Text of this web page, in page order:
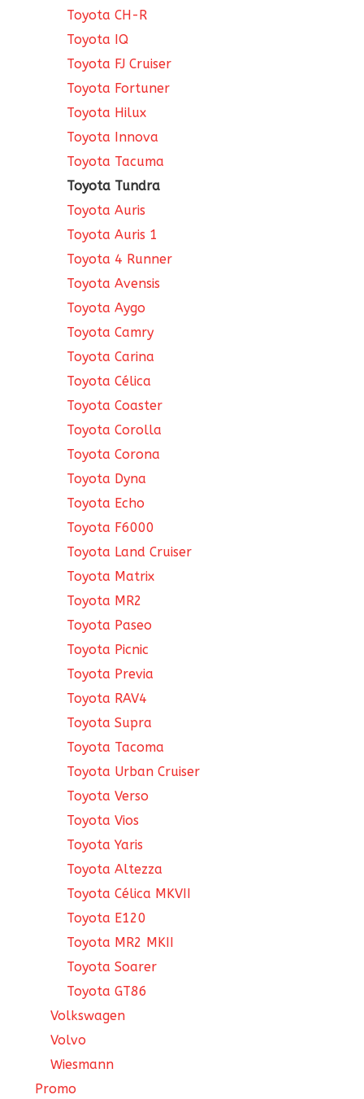
Toyota CH-R
Toyota IQ
Toyota FJ Cruiser
Toyota Fortuner
Toyota Hilux
Toyota Innova
Toyota Tacuma
Toyota Tundra
Toyota Auris
Toyota Auris 1
Toyota 4 Runner
Toyota Avensis
Toyota Aygo
Toyota Camry
Toyota Carina
Toyota Célica
Toyota Coaster
Toyota Corolla
Toyota Corona
Toyota Dyna
Toyota Echo
Toyota F6000
Toyota Land Cruiser
Toyota Matrix
Toyota MR2
Toyota Paseo
Toyota Picnic
Toyota Previa
Toyota RAV4
Toyota Supra
Toyota Tacoma
Toyota Urban Cruiser
Toyota Verso
Toyota Vios
Toyota Yaris
Toyota Altezza
Toyota Célica MKVII
Toyota E120
Toyota MR2 MKII
Toyota Soarer
Toyota GT86
Volkswagen
Volvo
Wiesmann
Promo